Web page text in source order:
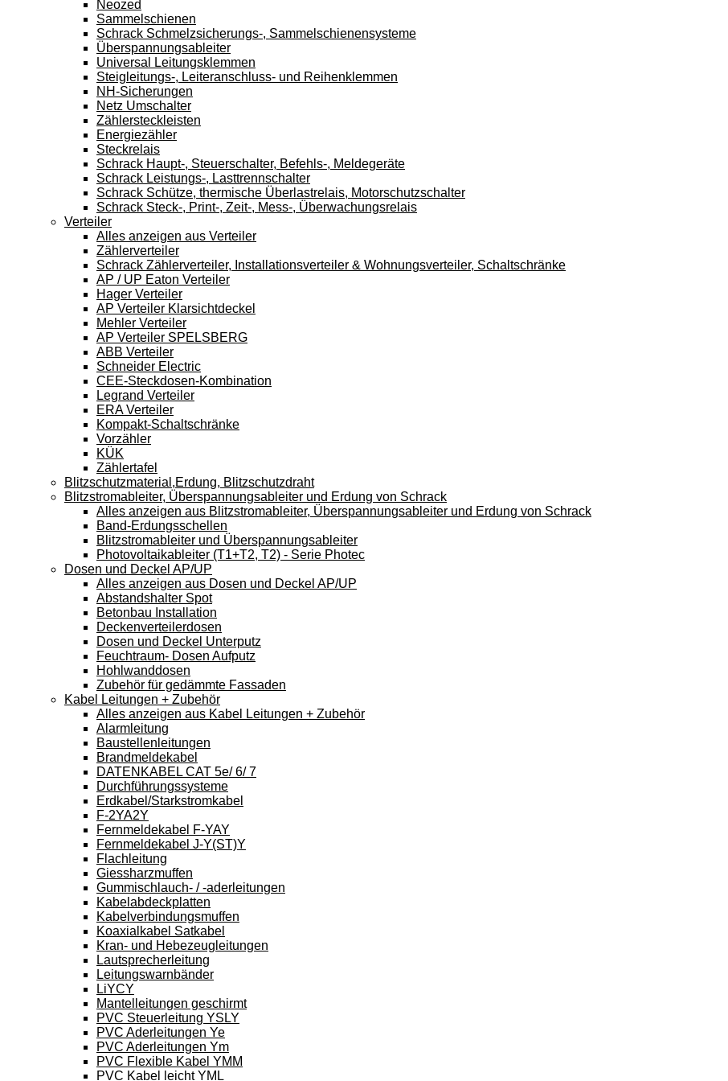
Neozed
Sammelschienen
Schrack Schmelzsicherungs-, Sammelschienensysteme
Überspannungsableiter
Universal Leitungsklemmen
Steigleitungs-, Leiteranschluss- und Reihenklemmen
NH-Sicherungen
Netz Umschalter
Zählersteckleisten
Energiezähler
Steckrelais
Schrack Haupt-, Steuerschalter, Befehls-, Meldegeräte
Schrack Leistungs-, Lasttrennschalter
Schrack Schütze, thermische Überlastrelais, Motorschutzschalter
Schrack Steck-, Print-, Zeit-, Mess-, Überwachungsrelais
Verteiler
Alles anzeigen aus Verteiler
Zählerverteiler
Schrack Zählerverteiler, Installationsverteiler & Wohnungsverteiler, Schaltschränke
AP / UP Eaton Verteiler
Hager Verteiler
AP Verteiler Klarsichtdeckel
Mehler Verteiler
AP Verteiler SPELSBERG
ABB Verteiler
Schneider Electric
CEE-Steckdosen-Kombination
Legrand Verteiler
ERA Verteiler
Kompakt-Schaltschränke
Vorzähler
KÜK
Zählertafel
Blitzschutzmaterial,Erdung, Blitzschutzdraht
Blitzstromableiter, Überspannungsableiter und Erdung von Schrack
Alles anzeigen aus Blitzstromableiter, Überspannungsableiter und Erdung von Schrack
Band-Erdungsschellen
Blitzstromableiter und Überspannungsableiter
Photovoltaikableiter (T1+T2, T2) - Serie Photec
Dosen und Deckel AP/UP
Alles anzeigen aus Dosen und Deckel AP/UP
Abstandshalter Spot
Betonbau Installation
Deckenverteilerdosen
Dosen und Deckel Unterputz
Feuchtraum- Dosen Aufputz
Hohlwanddosen
Zubehör für gedämmte Fassaden
Kabel Leitungen + Zubehör
Alles anzeigen aus Kabel Leitungen + Zubehör
Alarmleitung
Baustellenleitungen
Brandmeldekabel
DATENKABEL CAT 5e/ 6/ 7
Durchführungssysteme
Erdkabel/Starkstromkabel
F-2YA2Y
Fernmeldekabel F-YAY
Fernmeldekabel J-Y(ST)Y
Flachleitung
Giessharzmuffen
Gummischlauch- / -aderleitungen
Kabelabdeckplatten
Kabelverbindungsmuffen
Koaxialkabel Satkabel
Kran- und Hebezeugleitungen
Lautsprecherleitung
Leitungswarnbänder
LiYCY
Mantelleitungen geschirmt
PVC Steuerleitung YSLY
PVC Aderleitungen Ye
PVC Aderleitungen Ym
PVC Flexible Kabel YMM
PVC Kabel leicht YML